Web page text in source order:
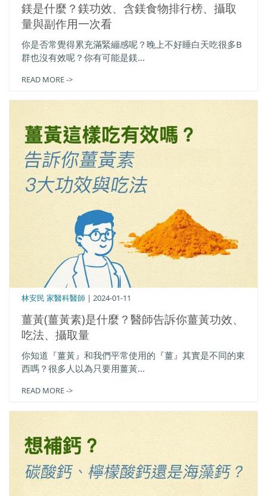
鎂是什麼？鎂功效、含鎂食物排行榜、攝取
量與副作用一次看
你是否常覺得累充滿緊繃感呢？晚上不好睡白天吃很多B
群也沒有效呢？你有可能是鎂...
READ MORE ->
薑黃(薑黃素)是什麼？醫師告訴你薑黃功效、
吃法、攝取量
林安民 家醫科醫師 | 2024-01-11
你知道『薑黃』和我們平常使用的『薑』其實是不同的東
西嗎？很多人以為只要用薑黃...
READ MORE ->